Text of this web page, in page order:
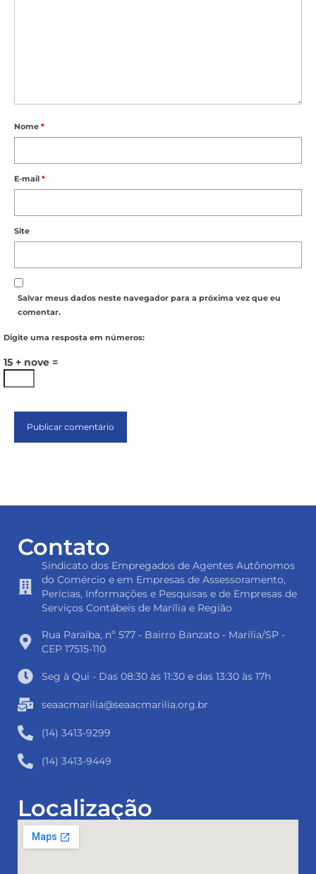
Nome *
E-mail *
Site
Salvar meus dados neste navegador para a próxima vez que eu
comentar.
Digite uma resposta em números:
15 + nove =
Contato
Sindicato dos Empregados de Agentes Autônomos
do Comércio e em Empresas de Assessoramento,
Perícias, Informações e Pesquisas e de Empresas de
Serviços Contábeis de Marília e Região
Rua Paraíba, nº 577 - Bairro Banzato - Marília/SP -
CEP 17515-110
Seg à Qui - Das 08:30 às 11:30 e das 13:30 às 17h
seaacmarilia@seaacmarilia.org.br
(14) 3413-9299
(14) 3413-9449
Localização